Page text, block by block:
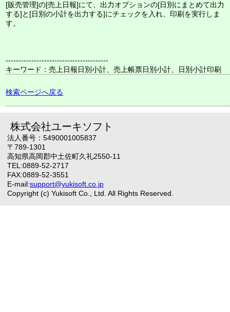
[販売管理]の[売上日報]にて、出力オプションの[日別にまとめて出力
する]と[日別の小計を出力する]にチェックを入れ、印刷を実行しま
す。
----------------------------------------
キーワード：売上日報日別小計、売上帳票日別小計、日別小計印刷
検索ページへ戻る
株式会社ユーキソフト
法人番号：5490001005837
〒789-1301
高知県高岡郡中土佐町久礼2550-11
TEL:0889-52-2717
FAX:0889-52-3551
E-mail:support@yukisoft.co.jp
Copyright (c) Yukisoft Co., Ltd. All Rights Reserved.